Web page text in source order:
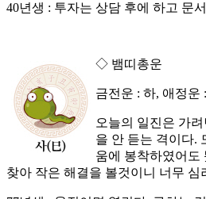
40년생 : 투자는 상담 후에 하고 문
◇ 뱀띠총운
금전운 : 하, 애정운
오늘의 일진은 가
을 안 듣는 격이다.
움에 봉착하였어도
찾아 작은 해결을 볼것이니 너무 심